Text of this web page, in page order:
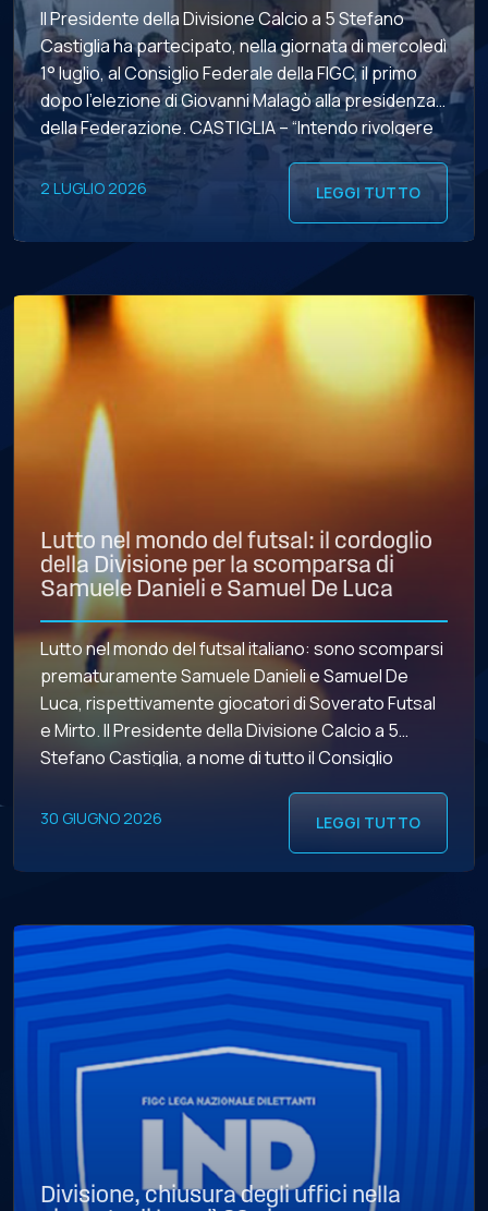
Il Presidente della Divisione Calcio a 5 Stefano
Castiglia ha partecipato, nella giornata di mercoledì
1° luglio, al Consiglio Federale della FIGC, il primo
dopo l’elezione di Giovanni Malagò alla presidenza
della Federazione. CASTIGLIA – “Intendo rivolgere
al Presidente Malagò i migliori auguri di buon lavoro
– esordisce il numero uno di Viale Tiziano -. […]
2 LUGLIO 2026 LEGGI TUTTO
Lutto nel mondo del futsal: il cordoglio
della Divisione per la scomparsa di
Samuele Danieli e Samuel De Luca
Lutto nel mondo del futsal italiano: sono scomparsi
prematuramente Samuele Danieli e Samuel De
Luca, rispettivamente giocatori di Soverato Futsal
e Mirto. Il Presidente della Divisione Calcio a 5
Stefano Castiglia, a nome di tutto il Consiglio
le più sentite condoglianze alle famiglie e ai club.
30 GIUGNO 2026 LEGGI TUTTO
Divisione, chiusura degli uffici nella